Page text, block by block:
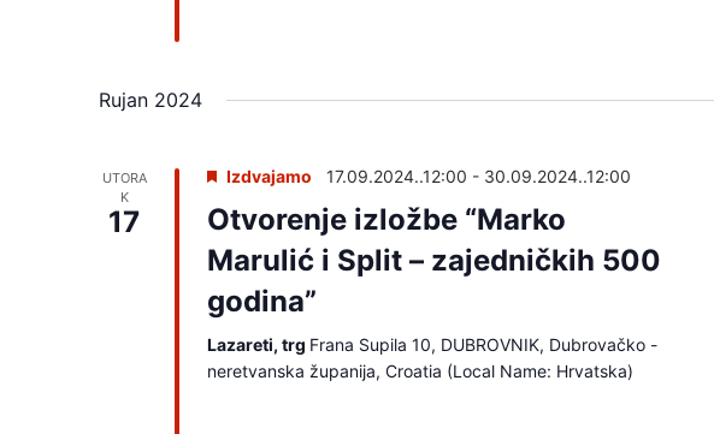
Rujan 2024
UTORA
K
17
Izdvajamo 17.09.2024..12:00 - 30.09.2024..12:00
Otvorenje izložbe “Marko
Marulić i Split – zajedničkih 500
godina”
Lazareti, trg Frana Supila 10, DUBROVNIK, Dubrovačko -
neretvanska županija, Croatia (Local Name: Hrvatska)